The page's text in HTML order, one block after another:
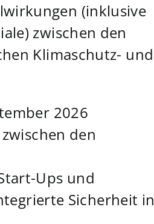
(inklusive
zwischen den
Klimaschutz- und
2026
den
Ups und
Sicherheit in